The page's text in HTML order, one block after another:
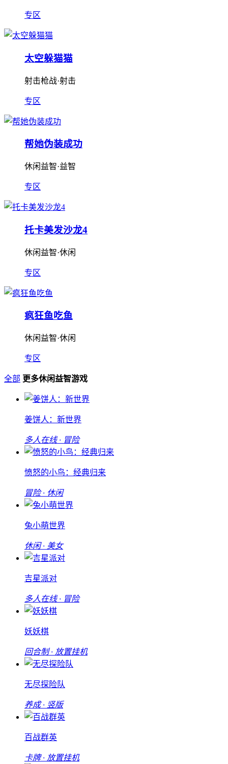
专区
太空躲猫猫
射击枪战·射击
专区
帮她伪装成功
休闲益智·益智
专区
托卡美发沙龙4
休闲益智·休闲
专区
疯狂鱼吃鱼
休闲益智·休闲
专区
全部 更多休闲益智游戏
姜饼人：新世界
多人在线 · 冒险
愤怒的小鸟：经典归来
冒险 · 休闲
兔小萌世界
休闲 · 美女
吉星派对
多人在线 · 冒险
妖妖棋
回合制 · 放置挂机
无尽探险队
养成 · 竖版
百战群英
卡牌 · 放置挂机